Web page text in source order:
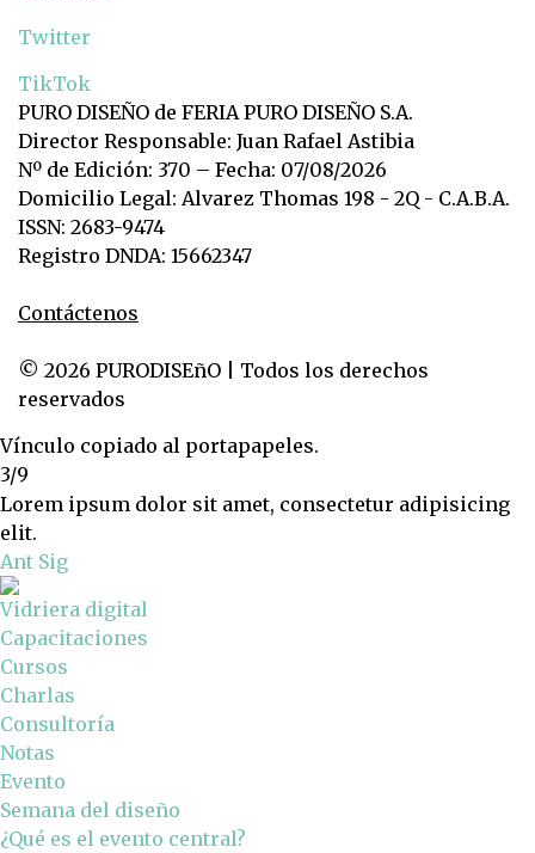
Twitter
TikTok
PURO DISEÑO de FERIA PURO DISEÑO S.A.
Director Responsable: Juan Rafael Astibia
Nº de Edición: 370 – Fecha: 07/08/2026
Domicilio Legal: Alvarez Thomas 198 - 2Q - C.A.B.A.
ISSN: 2683-9474
Registro DNDA: 15662347
Contáctenos
© 2026 PURODISEñO | Todos los derechos
reservados
Vínculo copiado al portapapeles.
3/9
Lorem ipsum dolor sit amet, consectetur adipisicing
elit.
Ant Sig
Vidriera digital
Capacitaciones
Cursos
Charlas
Consultoría
Notas
Evento
Semana del diseño
¿Qué es el evento central?